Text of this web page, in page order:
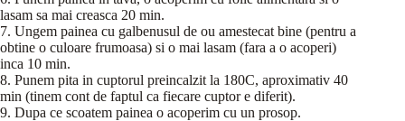
lasam sa mai creasca 20 min.
7. Ungem painea cu galbenusul de ou amestecat bine (pentru a
obtine o culoare frumoasa) si o mai lasam (fara a o acoperi)
inca 10 min.
8. Punem pita in cuptorul preincalzit la 180C, aproximativ 40
min (tinem cont de faptul ca fiecare cuptor e diferit).
9. Dupa ce scoatem painea o acoperim cu un prosop.